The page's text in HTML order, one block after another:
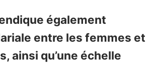
également
entre les femmes et
ainsi qu’une échelle